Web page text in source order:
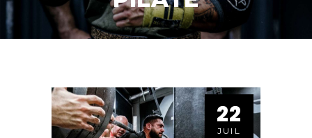
22
JUIL